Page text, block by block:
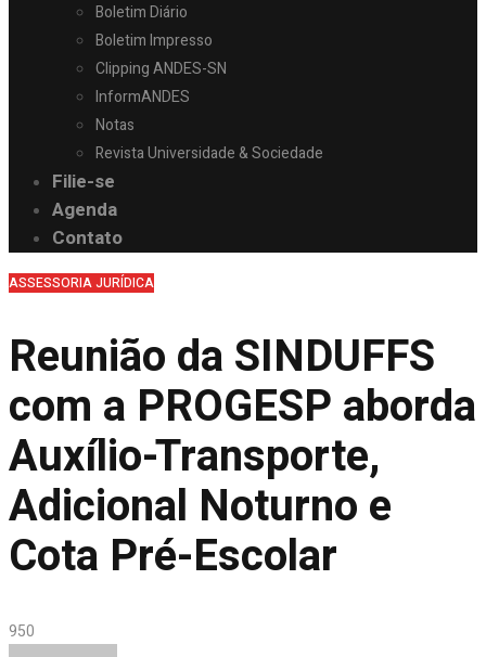
Boletim Diário
Boletim Impresso
Clipping ANDES-SN
InformANDES
Notas
Revista Universidade & Sociedade
Filie-se
Agenda
Contato
ASSESSORIA JURÍDICA
Reunião da SINDUFFS
com a PROGESP aborda
Auxílio-Transporte,
Adicional Noturno e
Cota Pré-Escolar
950